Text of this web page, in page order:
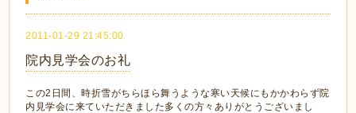
2011-01-29 21:45:00
院内見学会のお礼
この2日間、時折雪がちらほら舞うような寒い天候にもかかわらず院
内見学会に来ていただきました多くの方々ありがとうございまし